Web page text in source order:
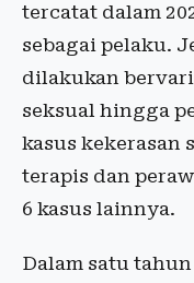
tercatat dalam
sebagai pelaku.
dilakukan
seksual hingga
kasus kekerasan
terapis dan
6 kasus lainnya.
Dalam satu